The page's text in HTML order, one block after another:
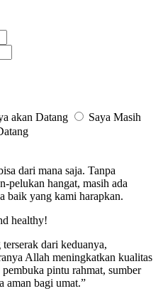
akan Datang
Saya Masih
dari mana saja. Tanpa
pelukan hangat, masih ada
baik yang kami harapkan.
healthy!
dari keduanya,
Allah meningkatkan kualitas
pintu rahmat, sumber
aman bagi umat.”